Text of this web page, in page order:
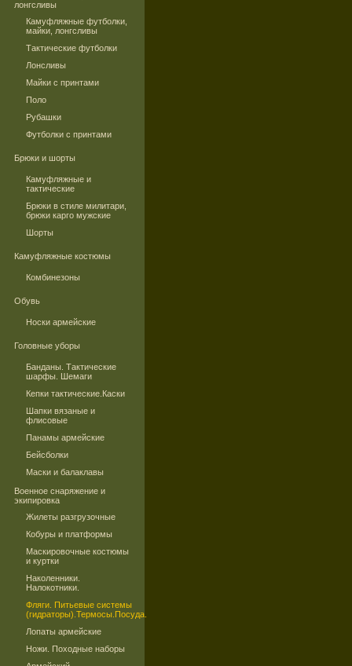
лонгсливы
Камуфляжные футболки,
майки, лонгсливы
Тактические футболки
Лонсливы
Майки с принтами
Поло
Рубашки
Футболки с принтами
Брюки и шорты
Камуфляжные и
тактические
Брюки в стиле милитари,
брюки карго мужские
Шорты
Камуфляжные костюмы
Комбинезоны
Обувь
Носки армейские
Головные уборы
Банданы. Тактические
шарфы. Шемаги
Кепки тактические.Каски
Шапки вязаные и
флисовые
Панамы армейские
Бейсболки
Маски и балаклавы
Военное снаряжение и
экипировка
Жилеты разгрузочные
Кобуры и платформы
Маскировочные костюмы
и куртки
Наколенники.
Налокотники.
Фляги. Питьевые системы
(гидраторы).Термосы.Посуда.
Лопаты армейские
Ножи. Походные наборы